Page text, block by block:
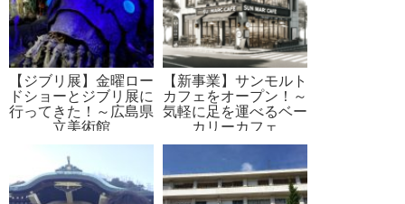
【ジブリ展】金曜ロー
ドショーとジブリ展に
行ってきた！～広島県
立美術館
【新事業】サンモルト
カフェをオープン！～
気軽に足を運べるベー
カリーカフェ